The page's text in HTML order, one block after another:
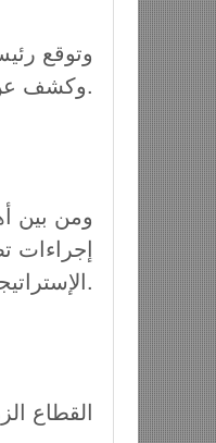
وتوقع
وكشف عن توجه حكومي لإضافة قيمة مضافة للموالح عبر إنشاء مصانع للمركزات التصديرية.
ومن بين
إجراءات
الإستراتيجية لفتح المزيد من الأسواق الجديدة.
القطاع